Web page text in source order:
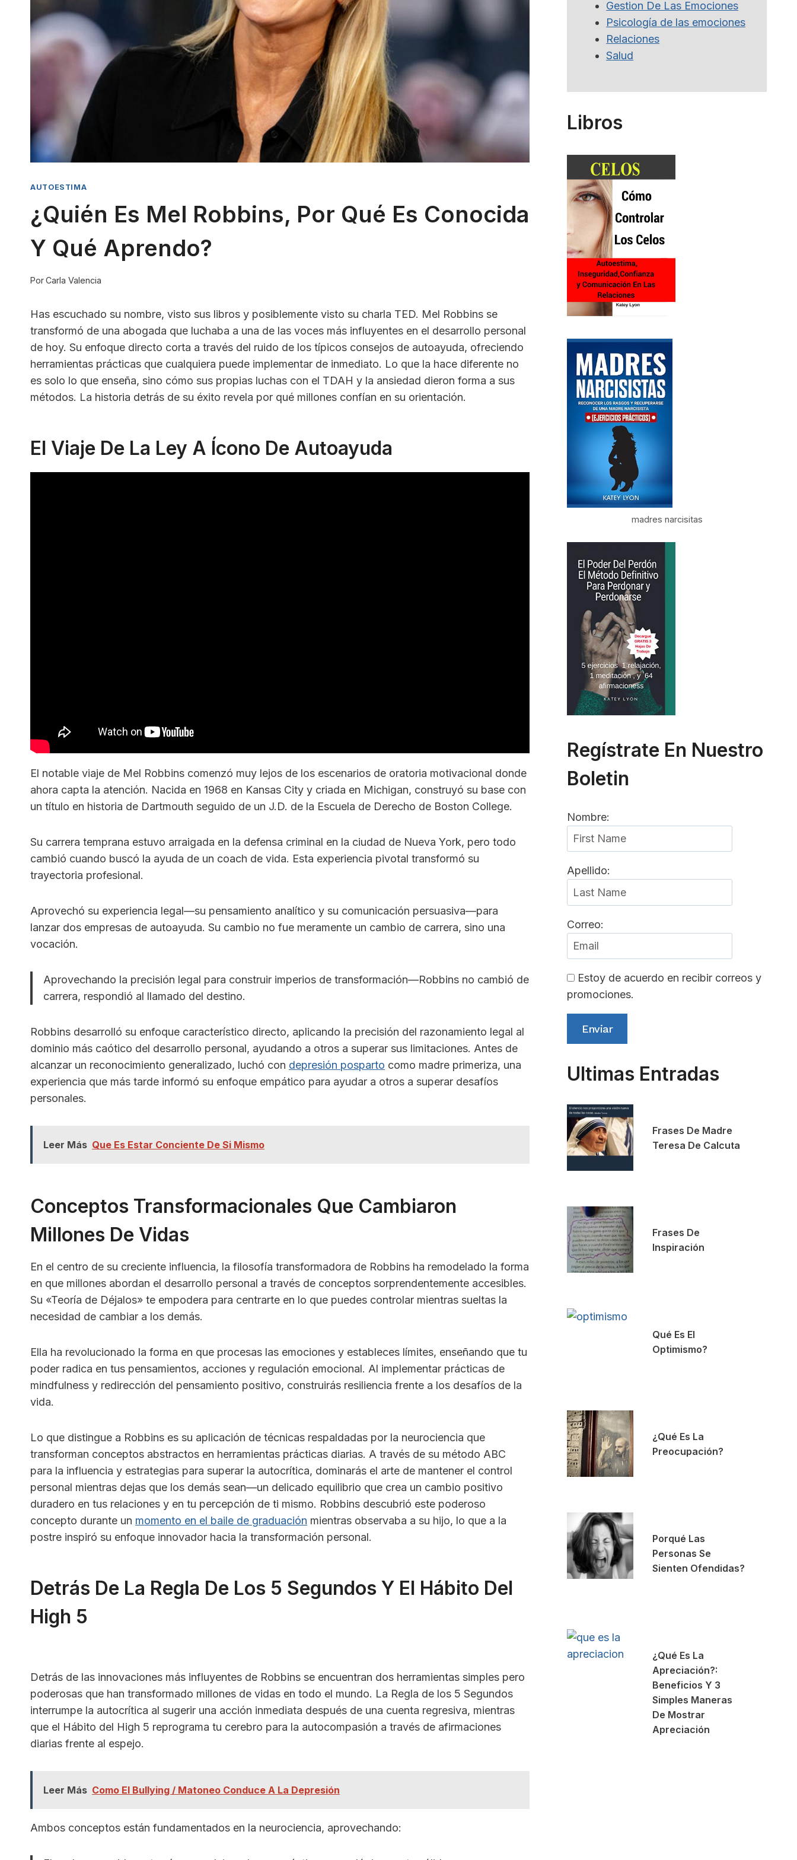
AUTOESTIMA
¿Quién Es Mel Robbins, Por Qué Es Conocida
Y Qué Aprendo?
PorCarla Valencia
Has escuchado su nombre, visto sus libros y posiblemente visto su charla TED. Mel Robbins se
transformó de una abogada que luchaba a una de las voces más influyentes en el desarrollo personal
de hoy. Su enfoque directo corta a través del ruido de los típicos consejos de autoayuda, ofreciendo
herramientas prácticas que cualquiera puede implementar de inmediato. Lo que la hace diferente no
es solo lo que enseña, sino cómo sus propias luchas con el TDAH y la ansiedad dieron forma a sus
métodos. La historia detrás de su éxito revela por qué millones confían en su orientación.
El Viaje De La Ley A Ícono De Autoayuda
El notable viaje de Mel Robbins comenzó muy lejos de los escenarios de oratoria motivacional donde
ahora capta la atención. Nacida en 1968 en Kansas City y criada en Michigan, construyó su base con
un título en historia de Dartmouth seguido de un J.D. de la Escuela de Derecho de Boston College.
Su carrera temprana estuvo arraigada en la defensa criminal en la ciudad de Nueva York, pero todo
cambió cuando buscó la ayuda de un coach de vida. Esta experiencia pivotal transformó su
trayectoria profesional.
Aprovechó su experiencia legal—su pensamiento analítico y su comunicación persuasiva—para
lanzar dos empresas de autoayuda. Su cambio no fue meramente un cambio de carrera, sino una
vocación.
Aprovechando la precisión legal para construir imperios de transformación—Robbins no cambió de
carrera, respondió al llamado del destino.
Robbins desarrolló su enfoque característico directo, aplicando la precisión del razonamiento legal al
dominio más caótico del desarrollo personal, ayudando a otros a superar sus limitaciones. Antes de
alcanzar un reconocimiento generalizado, luchó con depresión posparto como madre primeriza, una
experiencia que más tarde informó su enfoque empático para ayudar a otros a superar desafíos
personales.
Leer Más Que Es Estar Conciente De Si Mismo
Conceptos Transformacionales Que Cambiaron
Millones De Vidas
En el centro de su creciente influencia, la filosofía transformadora de Robbins ha remodelado la forma
en que millones abordan el desarrollo personal a través de conceptos sorprendentemente accesibles.
Su «Teoría de Déjalos» te empodera para centrarte en lo que puedes controlar mientras sueltas la
necesidad de cambiar a los demás.
Ella ha revolucionado la forma en que procesas las emociones y estableces límites, enseñando que tu
poder radica en tus pensamientos, acciones y regulación emocional. Al implementar prácticas de
mindfulness y redirección del pensamiento positivo, construirás resiliencia frente a los desafíos de la
vida.
Lo que distingue a Robbins es su aplicación de técnicas respaldadas por la neurociencia que
transforman conceptos abstractos en herramientas prácticas diarias. A través de su método ABC
para la influencia y estrategias para superar la autocrítica, dominarás el arte de mantener el control
personal mientras dejas que los demás sean—un delicado equilibrio que crea un cambio positivo
duradero en tus relaciones y en tu percepción de ti mismo. Robbins descubrió este poderoso
concepto durante un momento en el baile de graduación mientras observaba a su hijo, lo que a la
postre inspiró su enfoque innovador hacia la transformación personal.
Detrás De La Regla De Los 5 Segundos Y El Hábito Del
High 5
Detrás de las innovaciones más influyentes de Robbins se encuentran dos herramientas simples pero
poderosas que han transformado millones de vidas en todo el mundo. La Regla de los 5 Segundos
interrumpe la autocrítica al sugerir una acción inmediata después de una cuenta regresiva, mientras
que el Hábito del High 5 reprograma tu cerebro para la autocompasión a través de afirmaciones
diarias frente al espejo.
Leer Más Como El Bullying / Matoneo Conduce A La Depresión
Ambos conceptos están fundamentados en la neurociencia, aprovechando:
Gestion De Las Emociones
Psicología de las emociones
Relaciones
Salud
Libros
madres narcisitas
Regístrate En Nuestro
Boletin
Nombre:
Apellido:
Correo:
Estoy de acuerdo en recibir correos y
promociones.
Enviar
Ultimas Entradas
Frases De Madre
Teresa De Calcuta
Frases De
Inspiración
Qué Es El
Optimismo?
¿Qué Es La
Preocupación?
Porqué Las
Personas Se
Sienten Ofendidas?
¿Qué Es La
Apreciación?:
Beneficios Y 3
Simples Maneras
De Mostrar
Apreciación